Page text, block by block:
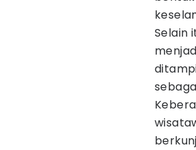
Selain